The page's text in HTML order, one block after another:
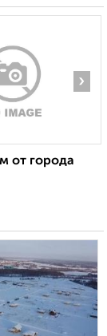
›
от города